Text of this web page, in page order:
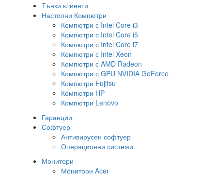
Тънки клиенти
Настолни Компютри
Компютри с Intel Core i3
Компютри с Intel Core i5
Компютри с Intel Core i7
Компютри с Intel Xeon
Компютри с AMD Radeon
Компютри с GPU NVIDIA GeForce
Компютри Fujitsu
Компютри HP
Компютри Lenovo
Гаранции
Софтуер
Антивирусен софтуер
Операционни системи
Монитори
Монитори Acer